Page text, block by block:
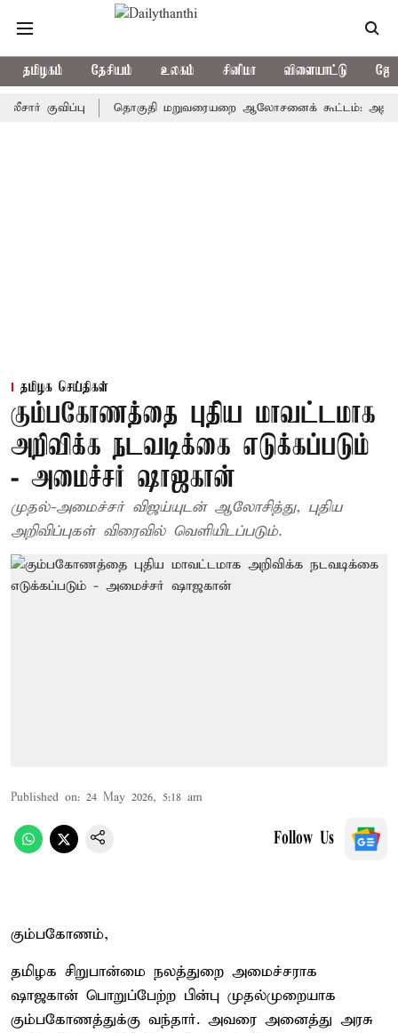
தமிழகம் தேசியம் உலகம் சினிமா விளையாட்டு
தொகுதி மறுவரையறை ஆலோசனைக் கூட்டம்: அதிமுக
தமிழக செய்திகள்
கும்பகோணத்தை புதிய மாவட்டமாக
அறிவிக்க நடவடிக்கை எடுக்கப்படும்
- அமைச்சர் ஷாஜகான்
முதல்-அமைச்சர் விஜய்யுடன் ஆலோசித்து, புதிய
அறிவிப்புகள் விரைவில் வெளியிடப்படும்.
Published on: 24 May 2026, 5:18 am
Follow Us
கும்பகோணம்,
தமிழக சிறுபான்மை நலத்துறை அமைச்சராக
ஷாஜகான் பொறுப்பேற்ற பின்பு முதல்முறையாக
கும்பகோணத்துக்கு வந்தார். அவரை அனைத்து அரசு